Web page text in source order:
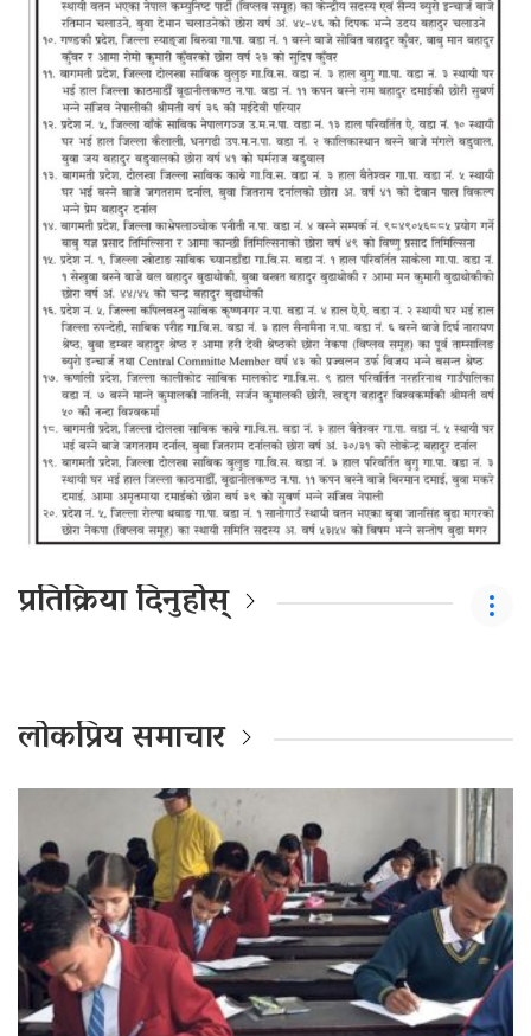
प्रतिक्रिया दिनुहोस्
लोकप्रिय समाचार